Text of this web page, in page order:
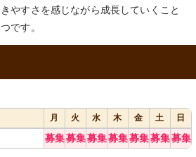
やすさを感じながら成長していくこと
です。
月 火 水 木 金 土
日
募集募集募集募集募集募集募集